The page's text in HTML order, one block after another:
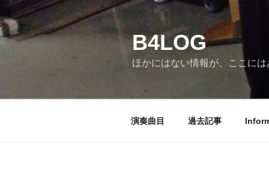
ン
テ
ン
B4LOG
ほかにはない情報が、ここに
演奏曲目 過去記事